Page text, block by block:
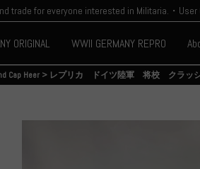
trade for everyone interested in Militaria.・User
ORIGINAL WWII GERMANY REPRO
Cap Heer > レプリカ ドイツ陸軍 将校 クラッ